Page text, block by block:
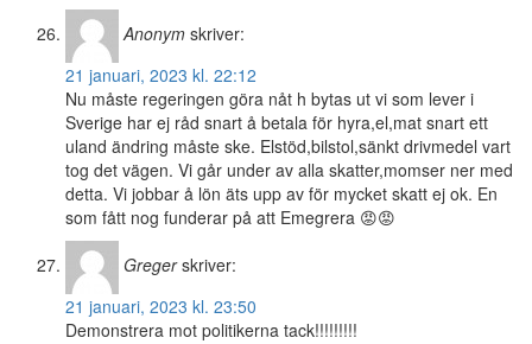
Anonym skriver:
21 januari, 2023 kl. 22:12
Nu måste regeringen göra nåt h bytas ut vi som lever i
Sverige har ej råd snart å betala för hyra,el,mat snart ett
uland ändring måste ske. Elstöd,bilstol,sänkt drivmedel vart
tog det vägen. Vi går under av alla skatter,momser ner med
detta. Vi jobbar å lön äts upp av för mycket skatt ej ok. En
som fått nog funderar på att Emegrera 😡😡
Greger skriver:
21 januari, 2023 kl. 23:50
Demonstrera mot politikerna tack!!!!!!!!!